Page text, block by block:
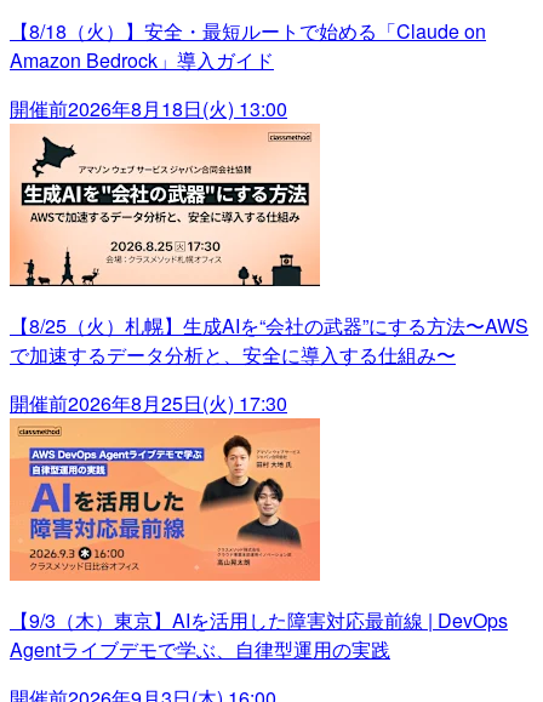
【8/18（火）】安全・最短ルートで始める「Claude on
Amazon Bedrock」導入ガイド
開催前2026年8月18日(火) 13:00
【8/25（火）札幌】生成AIを“会社の武器”にする方法〜AWS
で加速するデータ分析と、安全に導入する仕組み〜
開催前2026年8月25日(火) 17:30
【9/3（木）東京】AIを活用した障害対応最前線 | DevOps
Agentライブデモで学ぶ、自律型運用の実践